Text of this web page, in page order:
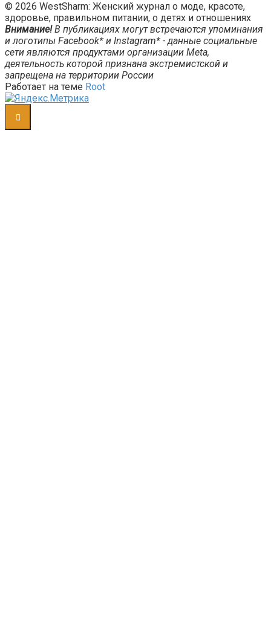
© 2026 WestSharm: Женский журнал о моде, красоте,
здоровье, правильном питании, о детях и отношениях
Внимание!В публикациях могут встречаются упоминания
и логотипы Facebook* и Instagram* - данные социальные
сети являются продуктами организации Meta,
деятельность которой признана экстремистской и
запрещена на территории России
Работает на теме Root